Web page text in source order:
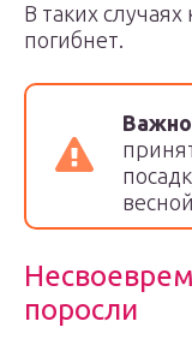
В таких
погибнет.
поросли